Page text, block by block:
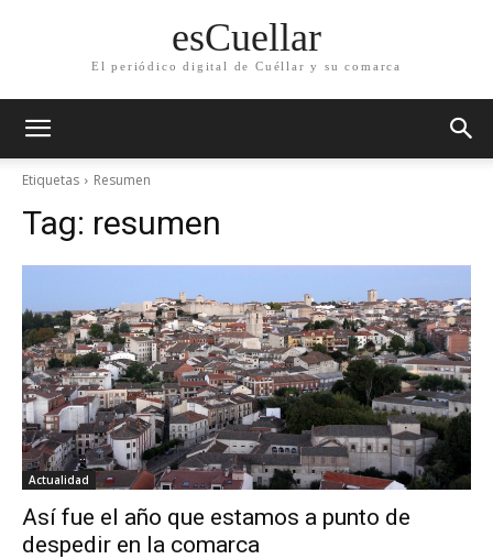
esCuellar
El periódico digital de Cuéllar y su comarca
Etiquetas Resumen
Tag: resumen
Actualidad
Así fue el año que estamos a punto de
despedir en la comarca